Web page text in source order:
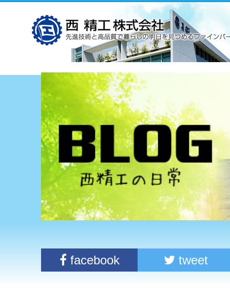
facebook tweet